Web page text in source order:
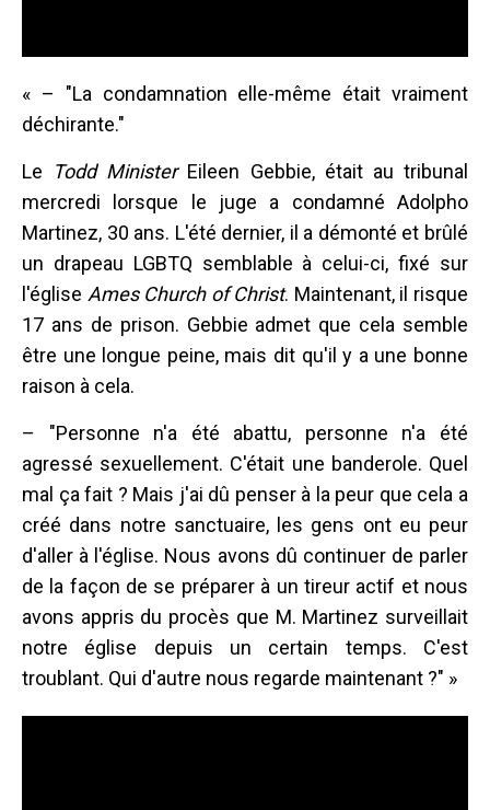
« – "La condamnation elle-même était vraiment
déchirante."
Le Todd MinisterEileen Gebbie, était au tribunal
mercredi lorsque le juge a condamné Adolpho
Martinez, 30 ans. L'été dernier, il a démonté et brûlé
un drapeau LGBTQ semblable à celui-ci, fixé sur
l'église Ames Church of Christ. Maintenant, il risque
17 ans de prison. Gebbie admet que cela semble
être une longue peine, mais dit qu'il y a une bonne
raison à cela.
– "Personne n'a été abattu, personne n'a été
agressé sexuellement. C'était une banderole. Quel
mal ça fait ? Mais j'ai dû penser à la peur que cela a
créé dans notre sanctuaire, les gens ont eu peur
d'aller à l'église. Nous avons dû continuer de parler
de la façon de se préparer à un tireur actif et nous
avons appris du procès que M. Martinez surveillait
notre église depuis un certain temps. C'est
troublant. Qui d'autre nous regarde maintenant ?" »